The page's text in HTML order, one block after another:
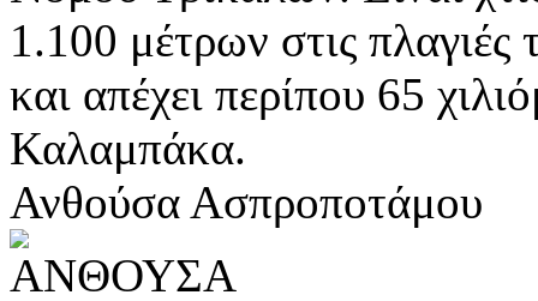
1.100 μέτρων στις
και απέχει περίπου 65
Καλαμπάκα.
Ανθούσα Ασπροποτάμου